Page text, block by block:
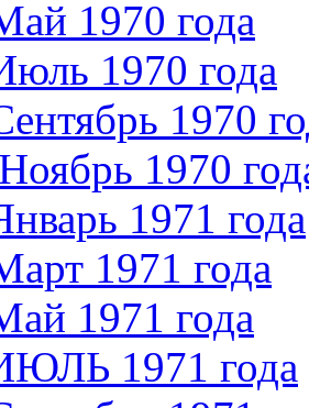
1970 года
1970 года
1970
1970
1971 года
1971 года
1971 года
1971 года